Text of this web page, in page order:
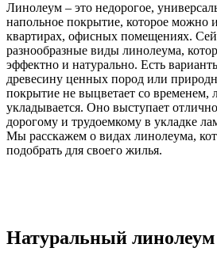
Линолеум – это недорогое,
напольное покрытие, которое можно
квартирах, офисных помещениях.
разнообразные виды линолеума,
эффектно и натурально. Есть
древесину ценных пород или
покрытие не выцветает со временем,
укладывается. Оно выступает
дорогому и трудоемкому в укладке
Мы расскажем о видах линолеума,
подобрать для своего жилья.
Натуральный линолеум